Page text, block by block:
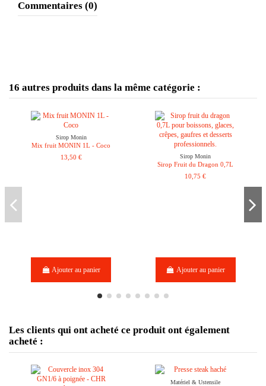
Commentaires (0)
16 autres produits dans la même catégorie :
Sirop Monin
Mix fruit MONIN 1L - Coco
13,50 €
Ajouter au panier
Sirop Monin
Sirop Fruit du Dragon 0,7L
10,75 €
Ajouter au panier
Les clients qui ont acheté ce produit ont également
acheté :
Matériel & Ustensile